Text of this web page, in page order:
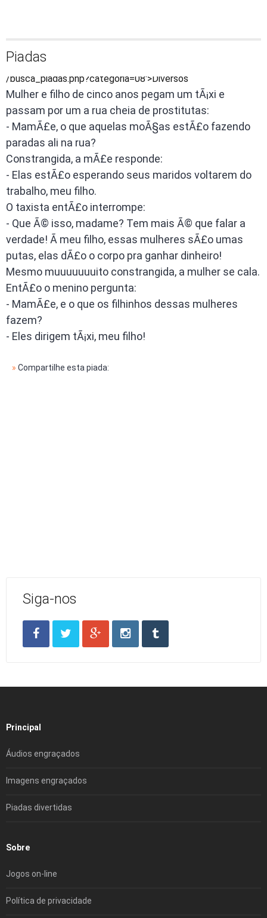
Piadas
/busca_piadas.php?categoria=08'>Diversos
Mulher e filho de cinco anos pegam um tÃ¡xi e
passam por um a rua cheia de prostitutas:
- MamÃ£e, o que aquelas moÃ§as estÃ£o fazendo
paradas ali na rua?
Constrangida, a mÃ£e responde:
- Elas estÃ£o esperando seus maridos voltarem do
trabalho, meu filho.
O taxista entÃ£o interrompe:
- Que Ã© isso, madame? Tem mais Ã© que falar a
verdade! Ã meu filho, essas mulheres sÃ£o umas
putas, elas dÃ£o o corpo pra ganhar dinheiro!
Mesmo muuuuuuuito constrangida, a mulher se cala.
EntÃ£o o menino pergunta:
- MamÃ£e, e o que os filhinhos dessas mulheres
fazem?
- Eles dirigem tÃ¡xi, meu filho!
» Compartilhe esta piada:
Siga-nos
Principal
Áudios engraçados
Imagens engraçados
Piadas divertidas
Sobre
Jogos on-line
Política de privacidade